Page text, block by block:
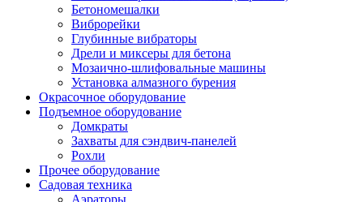
Бетономешалки
Виброрейки
Глубинные вибраторы
Дрели и миксеры для бетона
Мозаично-шлифовальные машины
Установка алмазного бурения
Окрасочное оборудование
Подъемное оборудование
Домкраты
Захваты для сэндвич-панелей
Рохли
Прочее оборудование
Садовая техника
Аэраторы